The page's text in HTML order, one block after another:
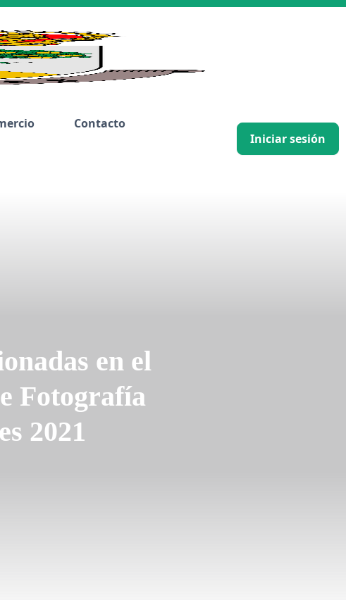
Contacto
Iniciar sesión
en el
Fotografía
2021